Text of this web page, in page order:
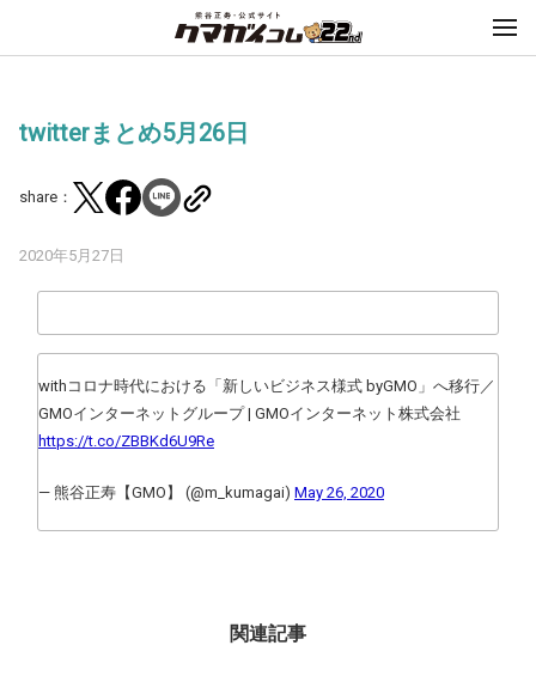
twitterまとめ5月26日
share：
2020年5月27日
withコロナ時代における「新しいビジネス様式 byGMO」へ移行／
GMOインターネットグループ | GMOインターネット株式会社
https://t.co/ZBBKd6U9Re
— 熊谷正寿【GMO】 (@m_kumagai) May 26, 2020
関連記事